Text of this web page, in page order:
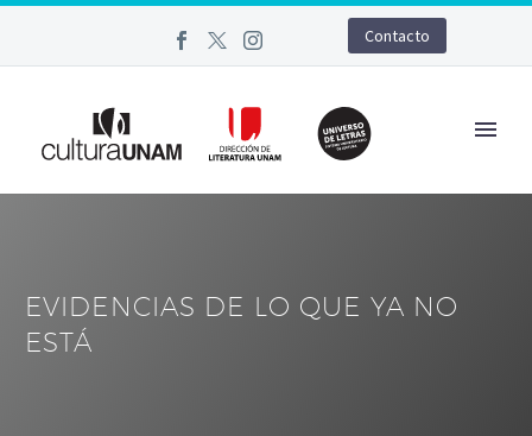
Contacto
EVIDENCIAS DE LO QUE YA NO
ESTÁ